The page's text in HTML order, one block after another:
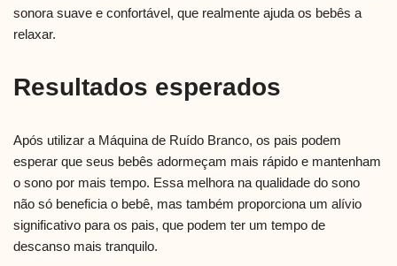
sonora suave e confortável, que realmente ajuda os bebês a
relaxar.
Resultados esperados
Após utilizar a Máquina de Ruído Branco, os pais podem
esperar que seus bebês adormeçam mais rápido e mantenham
o sono por mais tempo. Essa melhora na qualidade do sono
não só beneficia o bebê, mas também proporciona um alívio
significativo para os pais, que podem ter um tempo de
descanso mais tranquilo.